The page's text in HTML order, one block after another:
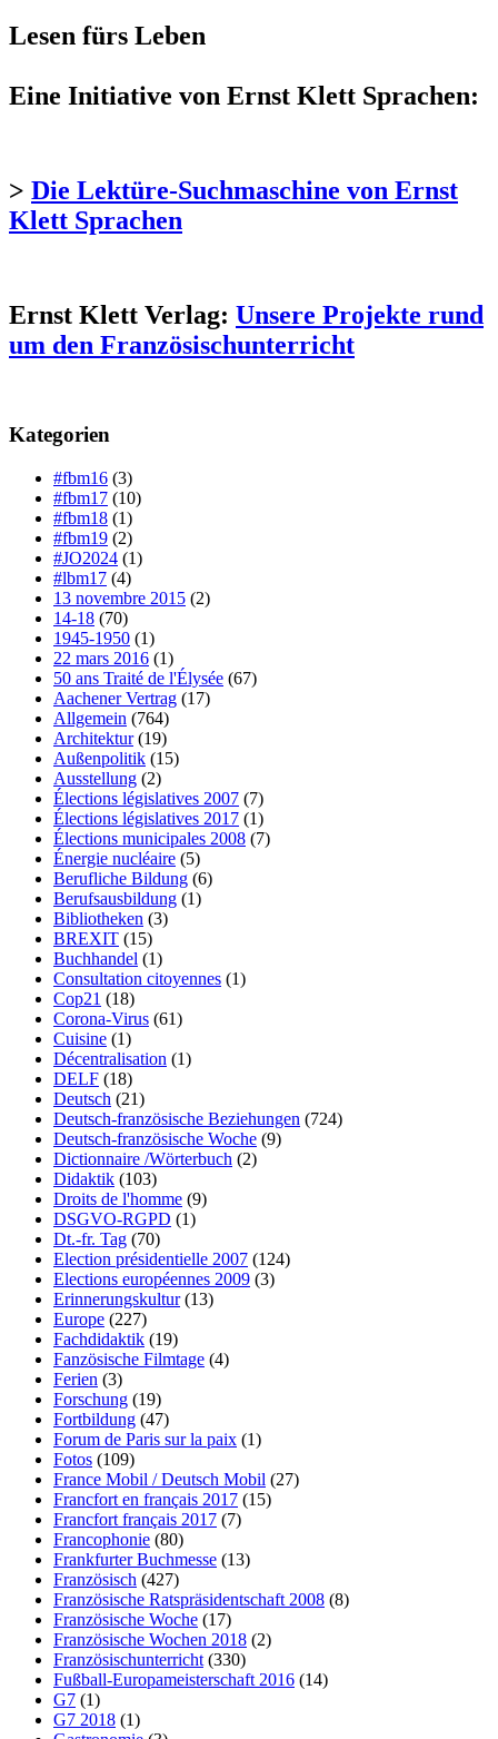
Lesen fürs Leben
Eine Initiative von Ernst Klett Sprachen:
> Die Lektüre-Suchmaschine von Ernst
Klett Sprachen
Ernst Klett Verlag: Unsere Projekte rund
um den Französischunterricht
Kategorien
#fbm16 (3)
#fbm17 (10)
#fbm18 (1)
#fbm19 (2)
#JO2024 (1)
#lbm17 (4)
13 novembre 2015 (2)
14-18 (70)
1945-1950 (1)
22 mars 2016 (1)
50 ans Traité de l'Élysée (67)
Aachener Vertrag (17)
Allgemein (764)
Architektur(19)
Außenpolitik (15)
Ausstellung (2)
Élections législatives 2007 (7)
Élections législatives 2017 (1)
Élections municipales 2008 (7)
Énergie nucléaire (5)
Berufliche Bildung (6)
Berufsausbildung (1)
Bibliotheken (3)
BREXIT (15)
Buchhandel (1)
Consultation citoyennes (1)
Cop21 (18)
Corona-Virus (61)
Cuisine (1)
Décentralisation (1)
DELF (18)
Deutsch (21)
Deutsch-französische Beziehungen (724)
Deutsch-französische Woche (9)
Dictionnaire /Wörterbuch (2)
Didaktik (103)
Droits de l'homme (9)
DSGVO-RGPD (1)
Dt.-fr. Tag (70)
Election présidentielle 2007 (124)
Elections européennes 2009 (3)
Erinnerungskultur(13)
Europe (227)
Fachdidaktik (19)
Fanzösische Filmtage (4)
Ferien (3)
Forschung (19)
Fortbildung (47)
Forum de Paris sur la paix (1)
Fotos (109)
France Mobil / Deutsch Mobil (27)
Francfort en français 2017 (15)
Francfort français 2017 (7)
Francophonie (80)
Frankfurter Buchmesse (13)
Französisch (427)
Französische Ratspräsidentschaft 2008 (8)
Französische Woche (17)
Französische Wochen 2018 (2)
Französischunterricht (330)
Fußball-Europameisterschaft 2016 (14)
G7 (1)
G7 2018 (1)